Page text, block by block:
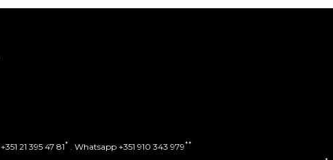
+351 21 395 47 81* . Whatsapp +351 910 343 979**